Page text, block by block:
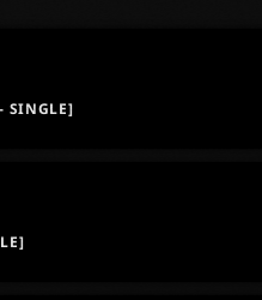
SINGLE]